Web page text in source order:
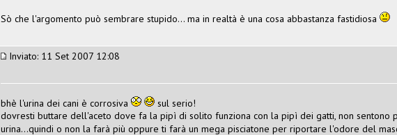
Sò che l'argomento può sembrare stupido... ma in realtà è una cosa abbastanza fastidiosa
Inviato: 11 Set 2007 12:08
bhè l'urina dei cani è corrosiva
sul serio!
dovresti buttare dell'aceto dove fa la pipì di solito funziona con la pipì dei gatti, non
urina...quindi o non la farà più oppure ti farà un mega pisciatone per riportare l'odore del